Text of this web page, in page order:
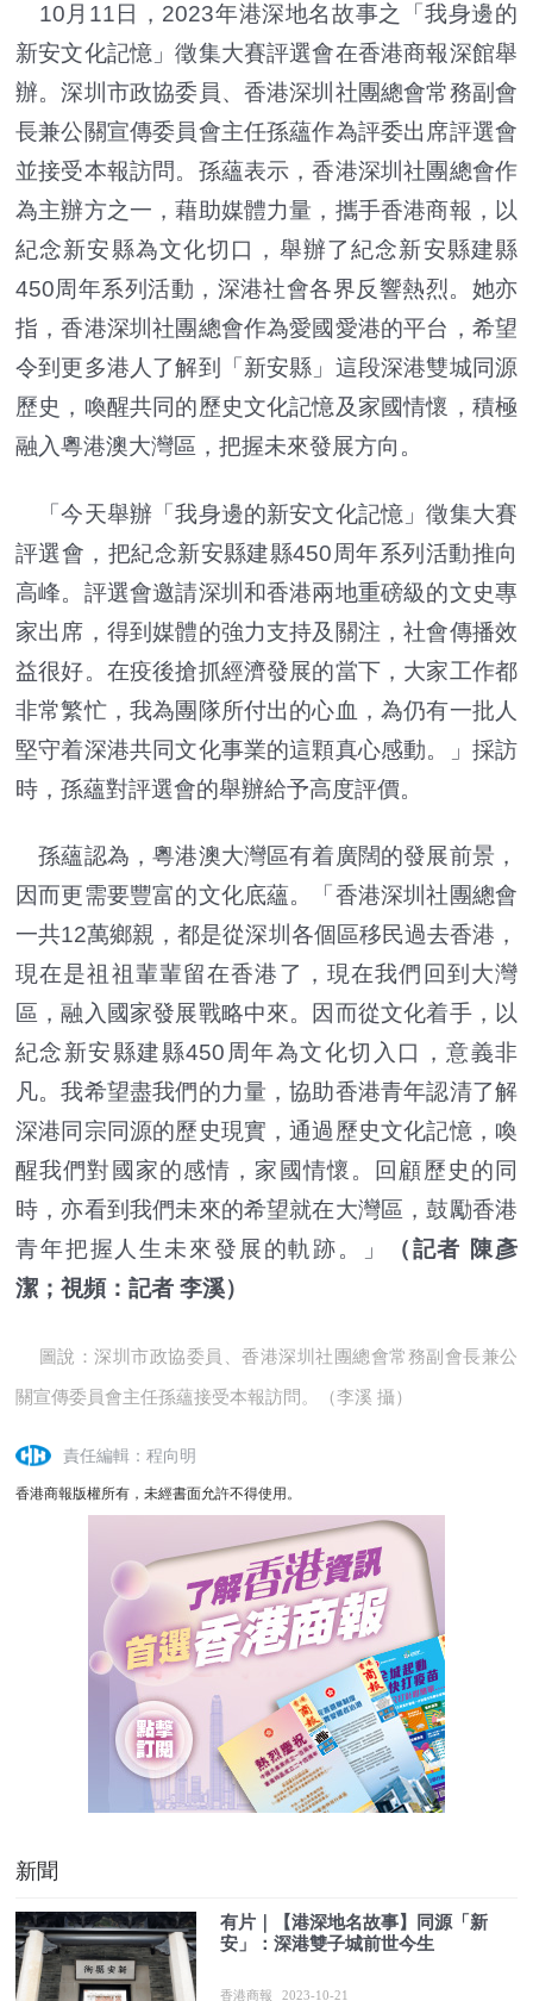
10月11日，2023年港深地名故事之「我身邊的
新安文化記憶」徵集大賽評選會在香港商報深館舉
辦。深圳市政協委員、香港深圳社團總會常務副會
長兼公關宣傳委員會主任孫蘊作為評委出席評選會
並接受本報訪問。孫蘊表示，香港深圳社團總會作
為主辦方之一，藉助媒體力量，攜手香港商報，以
紀念新安縣為文化切口，舉辦了紀念新安縣建縣
450周年系列活動，深港社會各界反響熱烈。她亦
指，香港深圳社團總會作為愛國愛港的平台，希望
令到更多港人了解到「新安縣」這段深港雙城同源
歷史，喚醒共同的歷史文化記憶及家國情懷，積極
融入粵港澳大灣區，把握未來發展方向。
「今天舉辦「我身邊的新安文化記憶」徵集大賽
評選會，把紀念新安縣建縣450周年系列活動推向
高峰。評選會邀請深圳和香港兩地重磅級的文史專
家出席，得到媒體的強力支持及關注，社會傳播效
益很好。在疫後搶抓經濟發展的當下，大家工作都
非常繁忙，我為團隊所付出的心血，為仍有一批人
堅守着深港共同文化事業的這顆真心感動。」採訪
時，孫蘊對評選會的舉辦給予高度評價。
孫蘊認為，粵港澳大灣區有着廣闊的發展前景，
因而更需要豐富的文化底蘊。「香港深圳社團總會
一共12萬鄉親，都是從深圳各個區移民過去香港，
現在是祖祖輩輩留在香港了，現在我們回到大灣
區，融入國家發展戰略中來。因而從文化着手，以
紀念新安縣建縣450周年為文化切入口，意義非
凡。我希望盡我們的力量，協助香港青年認清了解
深港同宗同源的歷史現實，通過歷史文化記憶，喚
醒我們對國家的感情，家國情懷。回顧歷史的同
時，亦看到我們未來的希望就在大灣區，鼓勵香港
青年把握人生未來發展的軌跡。」
（記者 陳彥
潔； 視頻：記者 李溪）
圖說：深圳市政協委員、香港深圳社團總會常務副會長兼公
關宣傳委員會主任孫蘊接受本報訪問。（李溪 攝）
責任編輯：程向明
香港商報版權所有，未經書面允許不得使用。
新聞
有片｜【港深地名故事】同源「新
安」：深港雙子城前世今生
香港商報 2023-10-21